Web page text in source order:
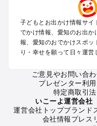
犬山・一宮・小牧・瀬戸
知多半島（常滑・半田・
愛知の定番お出かけス
愛知の遊園地
愛知のバーベキュー
愛知の釣り
愛知の牧場
愛知のプール
愛知のアスレチック
子どもとお出かけ情報サイ
でかけ情報、愛知のお出
報、愛知のおでかけスポッ
り・幸せを願って日々運営
ご意見やお問い合
プレゼンター利
特定商取引
いこーよ運営会社
運営会社トップブランド
会社情報プレス